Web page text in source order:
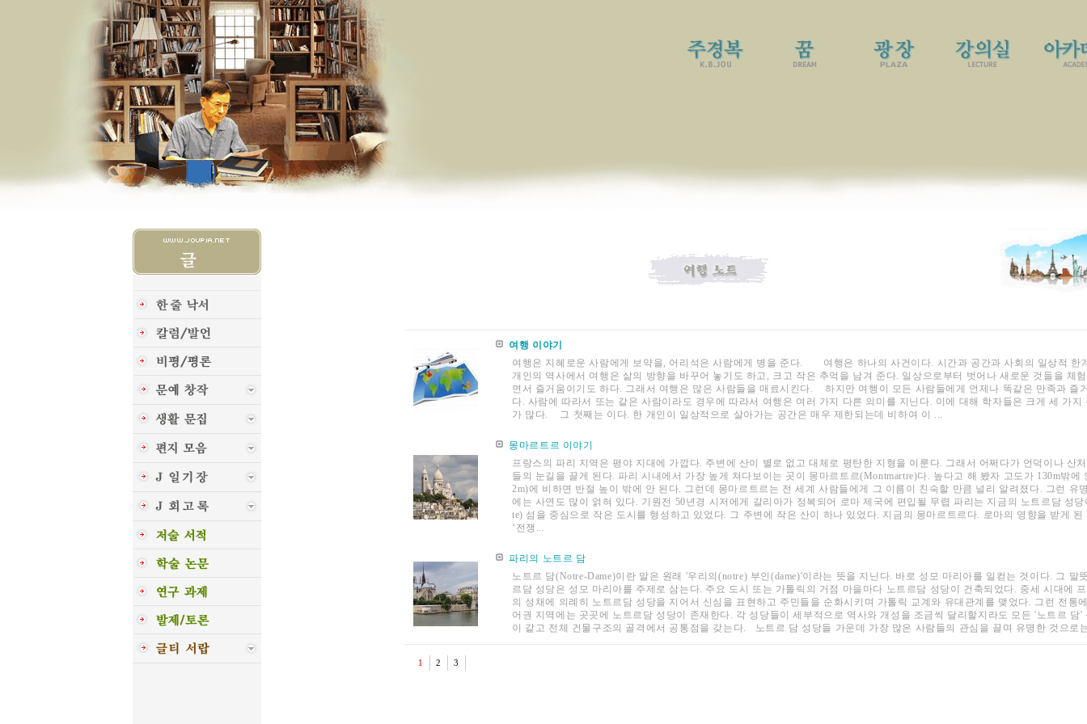
여행 이야기
여행은 지혜로운 사람에게 보약을, 어리석은 사람에게 병을 준다. 여행은 하나의 사건이다. 시간과 공간과 사회의 일상적 한
개인의 역사에서 여행은 삶의 방향을 바꾸어 놓기도 하고, 크고 작은 추억을 남겨 준다. 일상으로부터 벗어나 새로운 것들을 체
면서 즐거움이기도 하다. 그래서 여행은 많은 사람들을 매료시킨다. 하지만 여행이 모든 사람들에게 언제나 똑같은 만족과 즐
다. 사람에 따라서 또는 같은 사람이라도 경우에 따라서 여행은 여러 가지 다른 의미를 지닌다. 이에 대해 학자들은 크게 세 가지
가 많다. 그 첫째는 이다. 한 개인이 일상적으로 살아가는 공간은 매우 제한되는데 비하여 이 ...
몽마르트르 이야기
프랑스의 파리 지역은 평야 지대에 가깝다. 주변에 산이 별로 없고 대체로 평탄한 지형을 이룬다. 그래서 어쩌다가 언덕이나 산
들의 눈길을 끌게 된다. 파리 시내에서 가장 높게 쳐다보이는 곳이 몽마르트르(Montmartre)다. 높다고 해 봤자 고도가 130m밖에
2m)에 비하면 반절 높이 밖에 안 된다. 그런데 몽마르트르는 전 세계 사람들에게 그 이름이 친숙할 만큼 널리 알려졌다. 그런 유
에는 사연도 많이 얽혀 있다. 기원전 50년경 시저에게 갈리아가 정복되어 로마 제국에 편입될 무렵 파리는 지금의 노트르담 성
te) 섬을 중심으로 작은 도시를 형성하고 있었다. 그 주변에 작은 산이 하나 있었다. 지금의 몽마르트르다. 로마의 영향을 받게
‘전쟁...
파리의 노트르 담
노트르 담(Notre-Dame)이란 말은 원래 '우리의(notre) 부인(dame)'이라는 뜻을 지닌다. 바로 성모 마리아를 일컫는 것이다. 그 말
르담 성당은 성모 마리아를 주제로 삼는다. 주요 도시 또는 가톨릭의 거점 마을마다 노트르담 성당이 건축되었다. 중세 시대에
의 성채에 의례히 노트르담 성당을 지어서 신심을 표현하고 주민들을 순화시키며 가톨릭 교계와 유대관계를 맺었다. 그런 전통
어권 지역에는 곳곳에 노트르담 성당이 존재한다. 각 성당들이 세부적으로 역사와 개성을 조금씩 달리할지라도 모든 '노트르 담'
이 같고 전체 건물구조의 골격에서 공통점을 갖는다. 노트르 담 성당들 가운데 가장 많은 사람들의 관심을 끌며 유명한 것으로
1 2 3